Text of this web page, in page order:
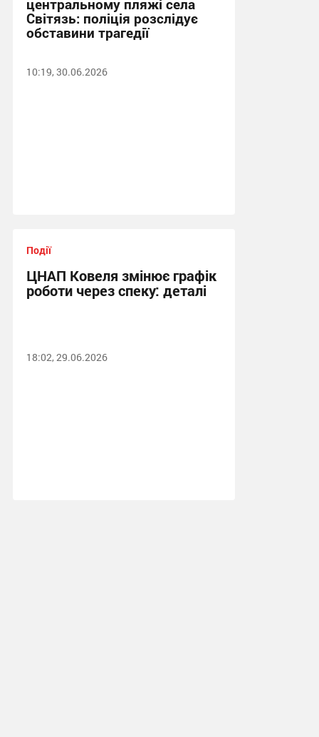
центральному пляжі села
Світязь: поліція розслідує
обставини трагедії
10:19, 30.06.2026
Події
ЦНАП Ковеля змінює графік
роботи через спеку: деталі
18:02, 29.06.2026